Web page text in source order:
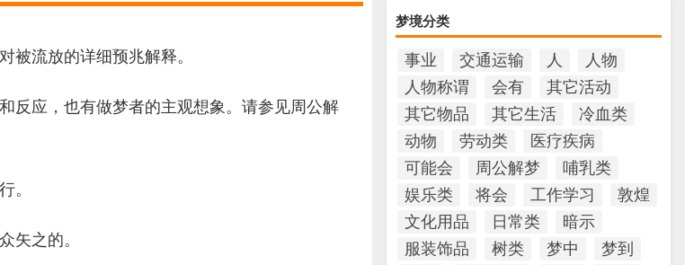
梦境分类
事业 交通运输 人
人物
人物称谓
会有
其它活动
其它物品
其它生活
冷血类
动物
劳动类
医疗疾病
可能会
周公解梦
哺乳类
娱乐类
将会 工作学习
敦煌
文化用品
日常类
暗示
服装饰品
树类 梦中
梦到
被流放的详细预兆解释。
反应，也有做梦者的主观想象。请参见周公解
。
矢之的。